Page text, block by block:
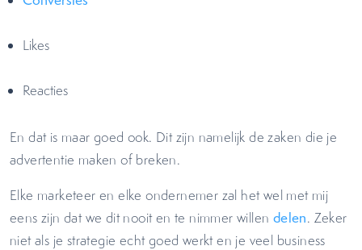
Likes
Reacties
En dat is maar goed ook. Dit zijn namelijk de zaken die je
advertentie maken of breken.
Elke marketeer en elke ondernemer zal het wel met mij
eens zijn dat we dit nooit en te nimmer willen delen. Zeker
niet als je strategie echt goed werkt en je veel business